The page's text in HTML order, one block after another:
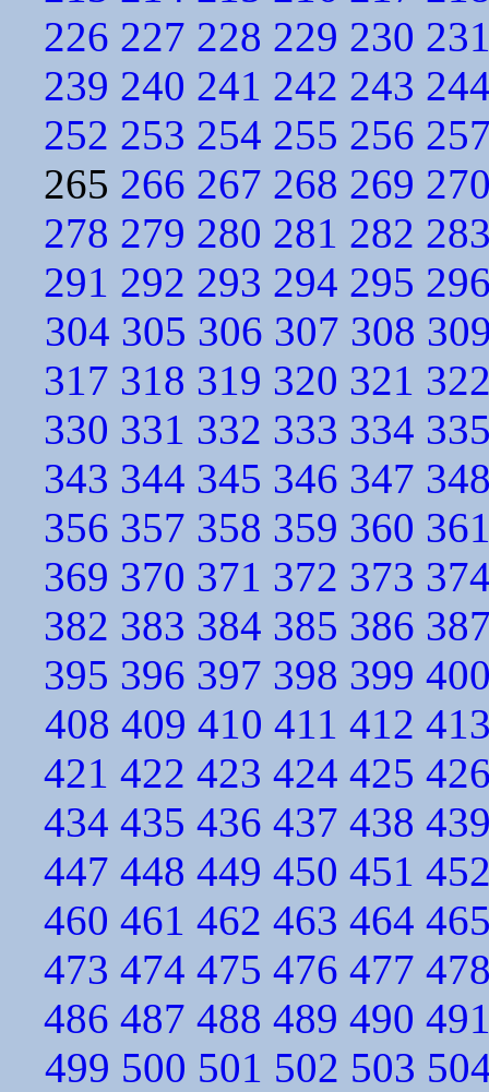
226 227 228 229 230
239 240 241 242 243
252 253 254 255 256
265 266 267 268 269
278 279 280 281 282
291 292 293 294 295
304 305 306 307 308
317 318 319 320 321
330 331 332 333 334
343 344 345 346 347
356 357 358 359 360
369 370 371 372 373
382 383 384 385 386
395 396 397 398 399
408 409 410 411 412
421 422 423 424 425
434 435 436 437 438
447 448 449 450 451
460 461 462 463 464
473 474 475 476 477
486 487 488 489 490
499 500 501 502 503